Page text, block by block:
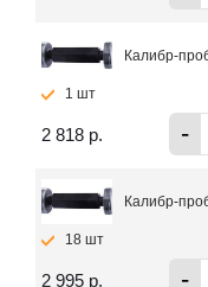
Калибр-
1 шт
2 818 р. -
Калибр-
18 шт
2 995 р. -